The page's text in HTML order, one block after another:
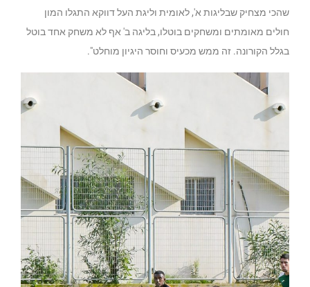
שהכי מצחיק שבליגות א', לאומית וליגת העל דווקא התגלו המון
חולים מאומתים ומשחקים בוטלו, בליגה ב' אף לא משחק אחד בוטל
בגלל הקורונה. זה ממש מכעיס וחוסר היגיון מוחלט".